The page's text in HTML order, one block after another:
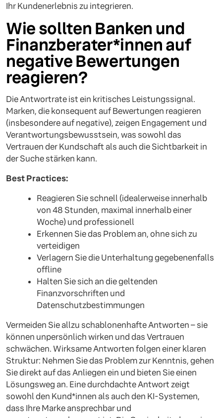
Ihr Kundenerlebnis zu integrieren.
Wie sollten Banken und
Finanzberater*innen auf
negative Bewertungen
reagieren?
Die Antwortrate ist ein kritisches Leistungssignal.
Marken, die konsequent auf Bewertungen reagieren
(insbesondere auf negative), zeigen Engagement und
Verantwortungsbewusstsein, was sowohl das
Vertrauen der Kundschaft als auch die Sichtbarkeit in
der Suche stärken kann.
Best Practices:
Reagieren Sie schnell (idealerweise innerhalb
von 48 Stunden, maximal innerhalb einer
Woche) und professionell
Erkennen Sie das Problem an, ohne sich zu
verteidigen
Verlagern Sie die Unterhaltung gegebenenfalls
offline
Halten Sie sich an die geltenden
Finanzvorschriften und
Datenschutzbestimmungen
Vermeiden Sie allzu schablonenhafte Antworten – sie
können unpersönlich wirken und das Vertrauen
schwächen. Wirksame Antworten folgen einer klaren
Struktur: Nehmen Sie das Problem zur Kenntnis, gehen
Sie direkt auf das Anliegen ein und bieten Sie einen
Lösungsweg an. Eine durchdachte Antwort zeigt
sowohl den Kund*innen als auch den KI-Systemen,
dass Ihre Marke ansprechbar und